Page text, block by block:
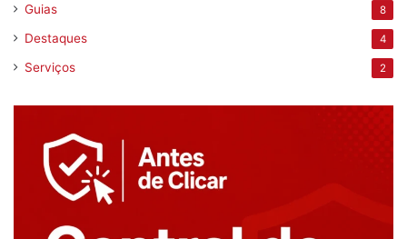
Guias 8
Destaques 4
Serviços 2